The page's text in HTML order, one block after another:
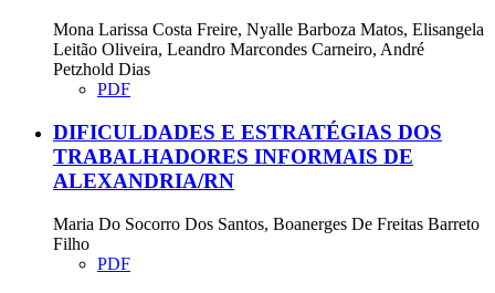
Mona Larissa Costa Freire, Nyalle Barboza Matos, Elisangela
Leitão Oliveira, Leandro Marcondes Carneiro, André
Petzhold Dias
PDF
DIFICULDADES E ESTRATÉGIAS DOS
TRABALHADORES INFORMAIS DE
ALEXANDRIA/RN
Maria Do Socorro Dos Santos, Boanerges De Freitas Barreto
Filho
PDF